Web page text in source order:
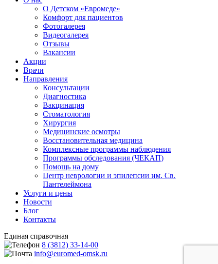
О Детском «Евромеде»
Комфорт для пациентов
Фотогалерея
Видеогалерея
Отзывы
Вакансии
Акции
Врачи
Направления
Консультации
Диагностика
Вакцинация
Стоматология
Хирургия
Медицинские осмотры
Восстановительная медицина
Комплексные программы наблюдения
Программы обследования (ЧЕКАП)
Помощь на дому
Центр неврологии и эпилепсии им. Св.
Пантелеймона
Услуги и цены
Новости
Блог
Контакты
Единая справочная
8 (3812) 33-14-00
info@euromed-omsk.ru